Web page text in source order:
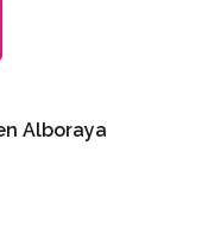
Alboraya